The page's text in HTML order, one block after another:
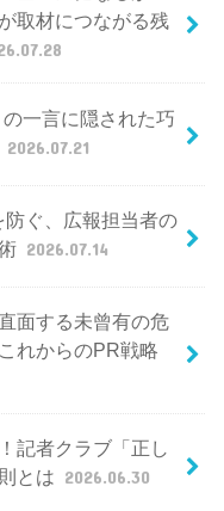
取材につながる残
の一言に隠された巧
2026.07.21
ぐ、広報担当者の
2026.07.14
面する未曾有の危
れからのPR戦略
記者クラブ「正し
とは 2026.06.30